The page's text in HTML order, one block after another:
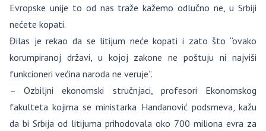
Evropske unije to od nas traže kažemo odlučno ne, u Srbiji
nećete kopati.
Đilas je rekao da se litijum neće kopati i zato što “ovako
korumpiranoj državi, u kojoj zakone ne poštuju ni najviši
funkcioneri većina naroda ne veruje”.
– Ozbiljni ekonomski stručnjaci, profesori Ekonomskog
fakulteta kojima se ministarka Handanović podsmeva, kažu
da bi Srbija od litijuma prihodovala oko 700 miliona evra za